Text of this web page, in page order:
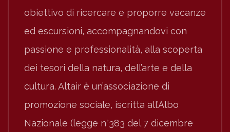
obiettivo di ricercare e proporre vacanze
ed escursioni, accompagnandovi con
passione e professionalità, alla scoperta
dei tesori della natura, dell’arte e della
cultura. Altair è un’associazione di
promozione sociale, iscritta all’Albo
Nazionale (legge n°383 del 7 dicembre